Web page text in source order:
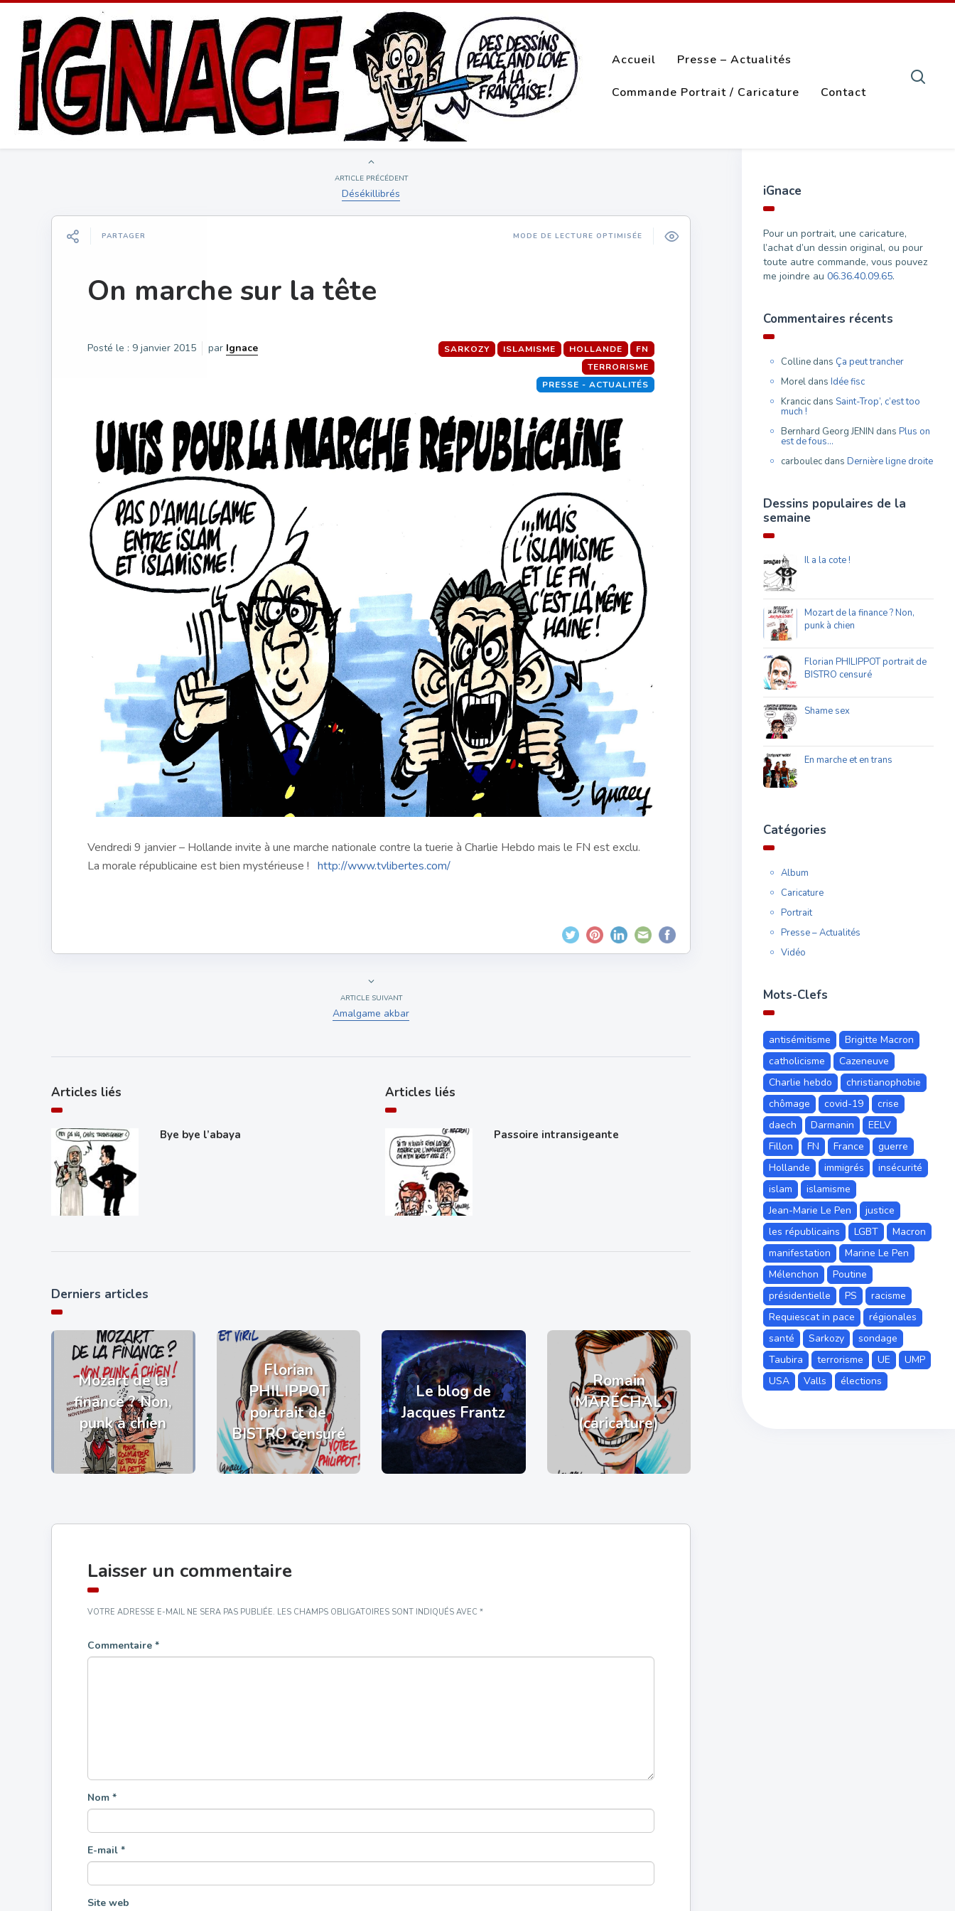
Accueil Presse – Actualités
Commande Portrait / Caricature Contact
ARTICLE PRÉCÉDENT
Désékillibrés
PARTAGER MODE DE LECTURE OPTIMISÉE
On marche sur la tête
Posté le : 9 janvier 2015 par Ignace FN
HOLLANDE
ISLAMISME
SARKOZY
TERRORISME
PRESSE - ACTUALITÉS
Vendredi 9 janvier – Hollande invite à une marche nationale contre la tuerie à Charlie Hebdo mais le FN est exclu.
La morale républicaine est bien mystérieuse ! http://www.tvlibertes.com/
ARTICLE SUIVANT
Amalgame akbar
Articles liés
Bye bye l’abaya
Articles liés
Passoire intransigeante
Derniers articles
Mozart de la
finance ? Non,
punk à chien
Florian
PHILIPPOT
portrait de
BISTRO censuré
Le blog de
Jacques Frantz
Romain
MARÉCHAL
(caricature)
Laisser un commentaire
VOTRE ADRESSE E-MAIL NE SERA PAS PUBLIÉE. LES CHAMPS OBLIGATOIRES SONT INDIQUÉS AVEC *
Commentaire *
Nom *
E-mail *
Site web
iGnace
Pour un portrait, une caricature,
l’achat d’un dessin original, ou pour
toute autre commande, vous pouvez
me joindre au 06.36.40.09.65.
Commentaires récents
Colline dans Ça peut trancher
Morel dans Idée fisc
Krancic dans Saint-Trop’, c’est too
much !
Bernhard Georg JENIN dans Plus on
est de fous…
carboulec dans Dernière ligne droite
Dessins populaires de la
semaine
Il a la cote !
Mozart de la finance ? Non,
punk à chien
Florian PHILIPPOT portrait de
BISTRO censuré
Shame sex
En marche et en trans
Catégories
Album
Caricature
Portrait
Presse – Actualités
Vidéo
Mots-Clefs
antisémitisme
Brigitte Macron
catholicisme
Cazeneuve
Charlie hebdo
christianophobie
chômage
covid-19
crise
daech
Darmanin
EELV
Fillon
FN France
guerre
Hollande
immigrés
insécurité
islam
islamisme
Jean-Marie Le Pen
justice
les républicains
LGBT
Macron
manifestation
Marine Le Pen
Mélenchon
Poutine
présidentielle
PS
racisme
Requiescat in pace
régionales
santé
Sarkozy
sondage
Taubira
terrorisme UE
UMP
USA
Valls élections